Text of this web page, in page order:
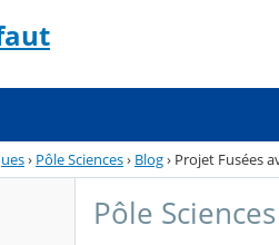
› Pôle Sciences› Blog› Projet Fusées
Pôle Sciences